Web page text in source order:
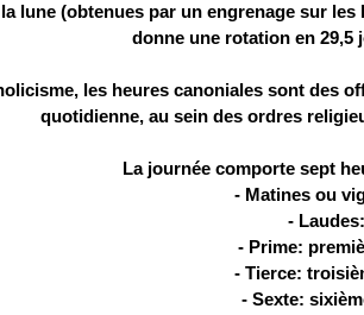
lune (obtenues par un engrenage sur
donne une rotation en
les heures canoniales sont des
quotidienne, au sein des ordres
La journée comporte sept
- Matines ou
-
- Prime:
- Tierce:
- Sexte: